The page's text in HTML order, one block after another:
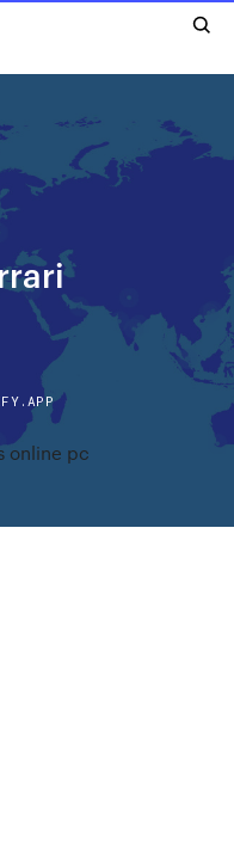
online pc